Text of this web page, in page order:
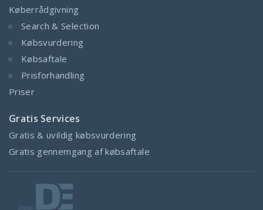
Køberrådgivning
Search & Selection
Købsvurdering
Købsaftale
Prisforhandling
Priser
Gratis Services
Gratis & uvildig købsvurdering
Gratis gennemgang af købsaftale